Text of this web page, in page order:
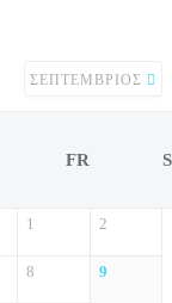
ΣΕΠΤΈΜΒΡΙΟΣ
FR
1 2
8 9